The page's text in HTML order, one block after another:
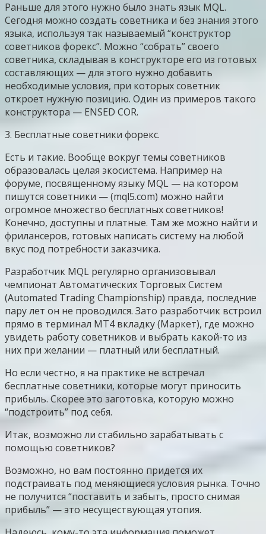
Раньше для этого нужно было знать язык MQL.
Сегодня можно создать советника и без знания этого
языка, используя так называемый “конструктор
советников форекс”. Можно “собрать” своего
советника, складывая в конструкторе его из готовых
составляющих — для этого нужно добавить
необходимые условия, при которых советник
откроет нужную позицию. Один из примеров такого
конструктора — ENSED COR.
3. Бесплатные советники форекс.
Есть и такие. Вообще вокруг темы советников
образовалась целая экосистема. Например на
форуме, посвященному языку MQL — на котором
пишутся советники — (mql5.com) можно найти
огромное множество бесплатных советников!
Конечно, доступны и платные. Там же можно найти и
фрилансеров, готовых написать систему на любой
вкус под потребности заказчика.
Разработчик MQL регулярно организовывал
чемпионат Автоматических Торговых Систем
(Automated Trading Championship) правда, последние
пару лет он не проводился. Зато разработчик встроил
прямо в терминал МТ4 вкладку (Маркет), где можно
увидеть работу советников и выбрать какой-то из
них при желании — платный или бесплатный.
Но если честно, я на практике не встречал
бесплатные советники, которые могут приносить
прибыль. Скорее это заготовка, которую можно
“подстроить” под себя.
Итак, возможно ли стабильно зарабатывать с
помощью советников?
Возможно, но вам постоянно придется их
подстраивать под меняющиеся условия рынка. Точно
не получится “поставить и забыть, просто снимая
прибыль” — это несуществующая утопия.